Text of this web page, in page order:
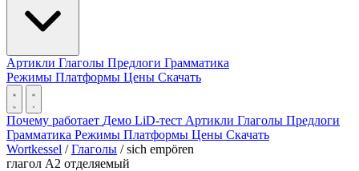
Артикли Глаголы Предлоги Грамматика
Режимы Платформы Цены Скачать
Почему работает Демо LiD-тест Артикли Глаголы Предлоги
Грамматика Режимы Платформы Цены Скачать
Wortkessel / Глаголы / sich empören
глагол A2 отделяемый